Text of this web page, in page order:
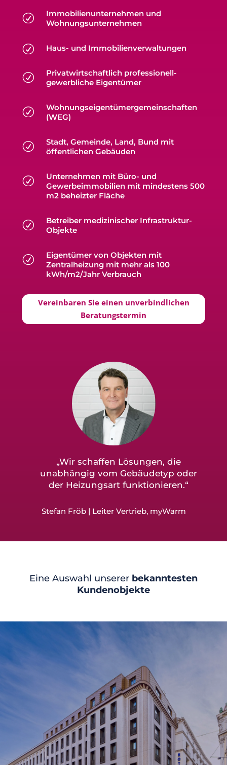
R
Immobilienunternehmen und
Wohnungsunternehmen
R Haus- und Immobilienverwaltungen
R
Privatwirtschaftlich professionell-
gewerbliche Eigentümer
R
Wohnungseigentümergemeinschaften
(WEG)
R
Stadt, Gemeinde, Land, Bund mit
öffentlichen Gebäuden
R
Unternehmen mit Büro- und
Gewerbeimmobilien mit mindestens 500
m2 beheizter Fläche
R
Betreiber medizinischer Infrastruktur-
Objekte
R
Eigentümer von Objekten mit
Zentralheizung mit mehr als 100
kWh/m2/Jahr Verbrauch
Vereinbaren Sie einen unverbindlichen
Beratungstermin
„Wir schaffen Lösungen, die
unabhängig vom Gebäudetyp oder
der Heizungsart funktionieren.“
Stefan Fröb | Leiter Vertrieb, myWarm
Eine Auswahl unserer bekanntesten
Kundenobjekte